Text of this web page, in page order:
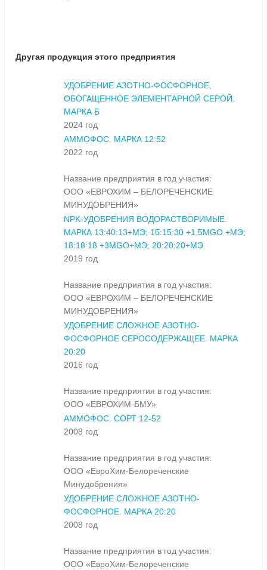
Другая продукция этого предприятия
УДОБРЕНИЕ АЗОТНО-ФОСФОРНОЕ,
ОБОГАЩЕННОЕ ЭЛЕМЕНТАРНОЙ СЕРОЙ.
МАРКА Б
2024 год
АММОФОС. МАРКА 12:52
2022 год
Название предприятия в год участия:
ООО «ЕВРОХИМ – БЕЛОРЕЧЕНСКИЕ
МИНУДОБРЕНИЯ»
NPK-УДОБРЕНИЯ ВОДОРАСТВОРИМЫЕ.
МАРКА 13:40:13+МЭ; 15:15:30 +1,5MGO +МЭ;
18:18:18 +3MGO+МЭ; 20:20:20+МЭ
2019 год
Название предприятия в год участия:
ООО «ЕВРОХИМ – БЕЛОРЕЧЕНСКИЕ
МИНУДОБРЕНИЯ»
УДОБРЕНИЕ СЛОЖНОЕ АЗОТНО-
ФОСФОРНОЕ СЕРОСОДЕРЖАЩЕЕ. МАРКА
20:20
2016 год
Название предприятия в год участия:
ООО «ЕВРОХИМ-БМУ»
АММОФОС. СОРТ 12-52
2008 год
Название предприятия в год участия:
ООО «ЕвроХим-Белореченские
Минудобрения»
УДОБРЕНИЕ СЛОЖНОЕ АЗОТНО-
ФОСФОРНОЕ. МАРКА 20:20
2008 год
Название предприятия в год участия:
ООО «ЕвроХим-Белореченские